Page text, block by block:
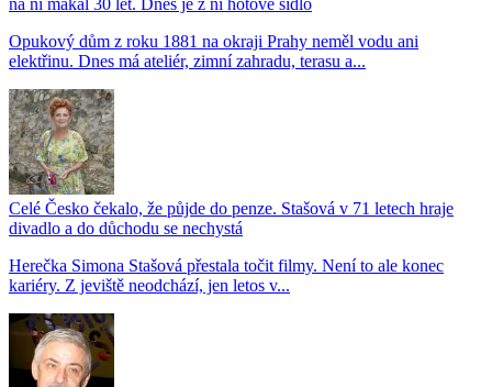
na ní makal 30 let. Dnes je z ní hotové sídlo
Opukový dům z roku 1881 na okraji Prahy neměl vodu ani
elektřinu. Dnes má ateliér, zimní zahradu, terasu a...
Celé Česko čekalo, že půjde do penze. Stašová v 71 letech hraje
divadlo a do důchodu se nechystá
Herečka Simona Stašová přestala točit filmy. Není to ale konec
kariéry. Z jeviště neodchází, jen letos v...